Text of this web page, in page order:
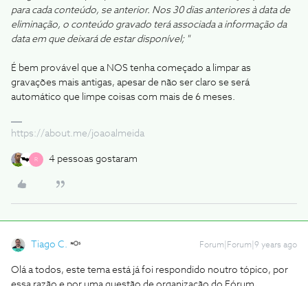
para cada conteúdo, se anterior. Nos 30 dias anteriores à data de
eliminação, o conteúdo gravado terá associada a informação da
data em que deixará de estar disponível; "
É bem provável que a NOS tenha começado a limpar as
gravações mais antigas, apesar de não ser claro se será
automático que limpe coisas com mais de 6 meses.
https://about.me/joaoalmeida
R 4 pessoas gostaram
Tiago C. Forum|Forum|9 years ago
Olá a todos, este tema está já foi respondido noutro tópico, por